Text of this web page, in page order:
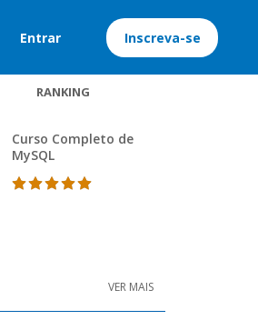
Entrar Inscreva-se
RANKING
Curso Completo de
MySQL
VER MAIS